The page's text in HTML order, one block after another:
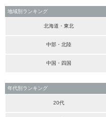
地域別ランキング
北海道・東北
中部・北陸
中国・四国
年代別ランキング
20代